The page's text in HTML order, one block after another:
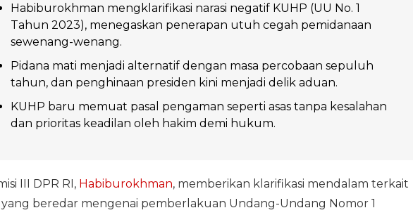
Habiburokhman mengklarifikasi narasi negatif KUHP (UU No. 1
Tahun 2023), menegaskan penerapan utuh cegah pemidanaan
sewenang-wenang.
Pidana mati menjadi alternatif dengan masa percobaan sepuluh
tahun, dan penghinaan presiden kini menjadi delik aduan.
KUHP baru memuat pasal pengaman seperti asas tanpa kesalahan
dan prioritas keadilan oleh hakim demi hukum.
III DPR RI, Habiburokhman, memberikan klarifikasi mendalam terkait
beredar mengenai pemberlakuan Undang-Undang Nomor 1